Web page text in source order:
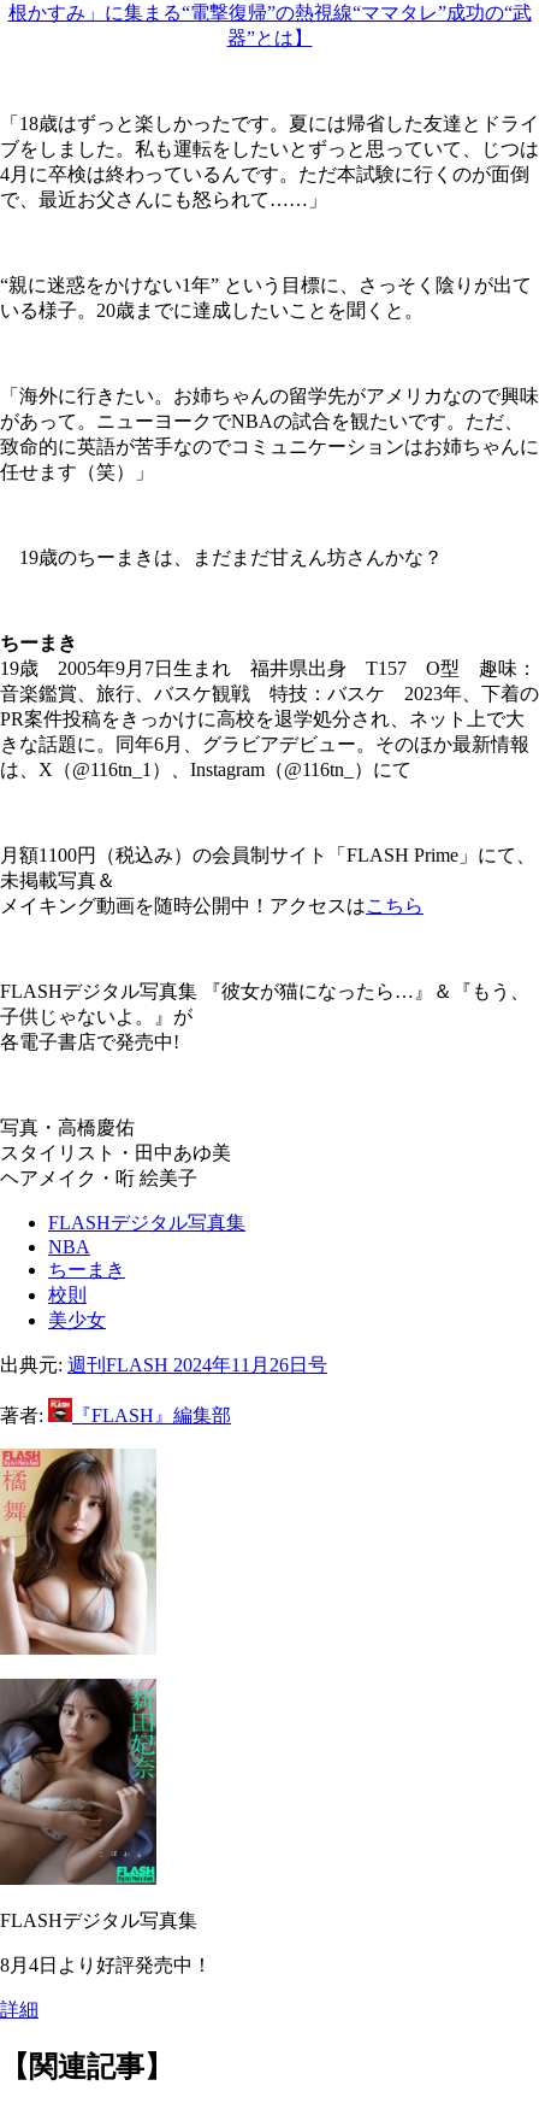
根かすみ」に集まる“電撃復帰”の熱視線“ママタレ”成功の“武
器”とは】
「18歳はずっと楽しかったです。夏には帰省した友達とドライ
ブをしました。私も運転をしたいとずっと思っていて、じつは
4月に卒検は終わっているんです。ただ本試験に行くのが面倒
で、最近お父さんにも怒られて……」
“親に迷惑をかけない1年” という目標に、さっそく陰りが出て
いる様子。20歳までに達成したいことを聞くと。
「海外に行きたい。お姉ちゃんの留学先がアメリカなので興味
があって。ニューヨークでNBAの試合を観たいです。ただ、
致命的に英語が苦手なのでコミュニケーションはお姉ちゃんに
任せます（笑）」
19歳のちーまきは、まだまだ甘えん坊さんかな？
ちーまき
19歳 2005年9月7日生まれ 福井県出身 T157 O型 趣味：
音楽鑑賞、旅行、バスケ観戦 特技：バスケ 2023年、下着の
PR案件投稿をきっかけに高校を退学処分され、ネット上で大
きな話題に。同年6月、グラビアデビュー。そのほか最新情報
は、X（@116tn_1）、Instagram（@116tn_）にて
月額1100円（税込み）の会員制サイト「FLASH Prime」にて、
未掲載写真＆
メイキング動画を随時公開中！アクセスはこちら
FLASHデジタル写真集 『彼女が猫になったら…』＆『もう、
子供じゃないよ。』が
各電子書店で発売中!
写真・高橋慶佑
スタイリスト・田中あゆ美
ヘアメイク・哘 絵美子
FLASHデジタル写真集
NBA
ちーまき
校則
美少女
出典元: 週刊FLASH 2024年11月26日号
著者: 『FLASH』編集部
FLASHデジタル写真集
8月4日より好評発売中！
詳細
【関連記事】